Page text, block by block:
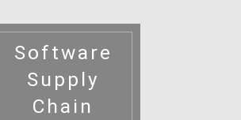
Software
Supply
Chain